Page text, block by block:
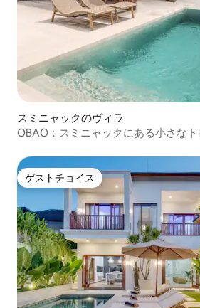
スミニャックのヴィラ
OBAO：スミニャックにある小さな
ゲストチョイス
ゲストチョイス